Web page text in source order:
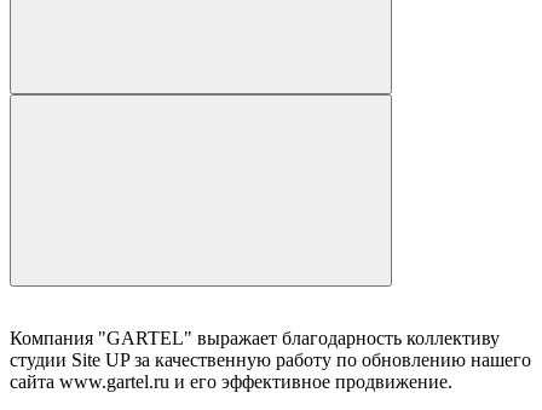
Компания "GARTEL" выражает благодарность коллективу
студии Site UP за качественную работу по обновлению нашего
сайта www.gartel.ru и его эффективное продвижение.